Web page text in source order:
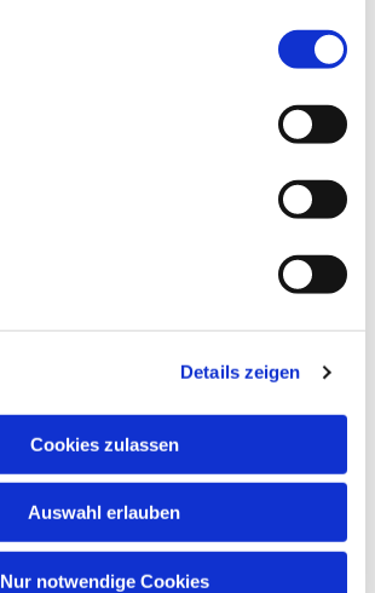
Details zeigen
Cookies zulassen
Auswahl erlauben
Nur notwendige Cookies